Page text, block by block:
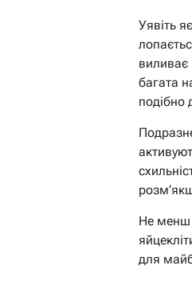
Уявіть
виливає
багата
подібно
Не менш
для